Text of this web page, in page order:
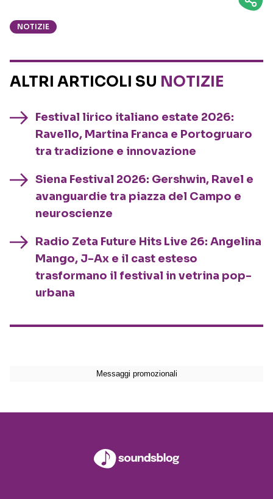
NOTIZIE
ALTRI ARTICOLI SU NOTIZIE
Festival lirico italiano estate 2026:
Ravello, Martina Franca e Portogruaro
tra tradizione e innovazione
Siena Festival 2026: Gershwin, Ravel e
avanguardie tra piazza del Campo e
neuroscienze
Radio Zeta Future Hits Live 26: Angelina
Mango, J-Ax e il cast esteso
trasformano il festival in vetrina pop-
urbana